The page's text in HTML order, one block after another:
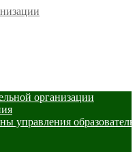
организации
управления